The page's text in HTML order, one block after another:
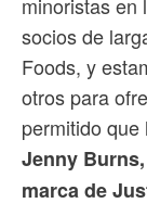
socios de
Foods, y
otros para
permitido que
Jenny
marca de